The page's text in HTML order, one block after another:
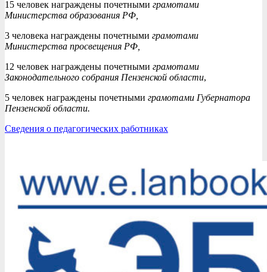
15 человек награждены почетными грамотами
Министерства образования РФ,
3 человека награждены почетными грамотами
Министерства просвещения РФ,
12 человек награждены почетными грамотами
Законодательного собрания Пензенской области,
5 человек награждены почетными грамотами Губернатора
Пензенской области.
Сведения о педагогических работниках